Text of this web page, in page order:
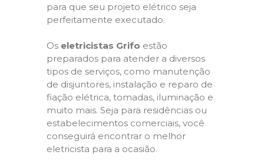
para que seu projeto elétrico seja
perfeitamente executado.
Os eletricistas Grifo estão
preparados para atender a diversos
tipos de serviços, como manutenção
de disjuntores, instalação e reparo de
fiação elétrica, tomadas, iluminação e
muito mais. Seja para residências ou
estabelecimentos comerciais, você
conseguirá encontrar o melhor
eletricista para a ocasião.